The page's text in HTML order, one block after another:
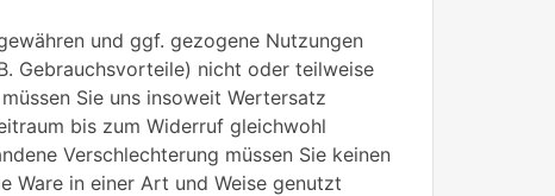
und ggf. gezogene Nutzungen
Gebrauchsvorteile) nicht oder teilweise
Sie uns insoweit Wertersatz
bis zum Widerruf gleichwohl
Verschlechterung müssen Sie keinen
Ware in einer Art und Weise genutzt